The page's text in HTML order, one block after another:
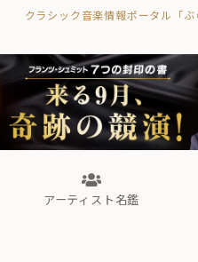
クラシック音楽情報ポータル「
アーティスト名鑑
ぶらあぼブラス！
フォルテ